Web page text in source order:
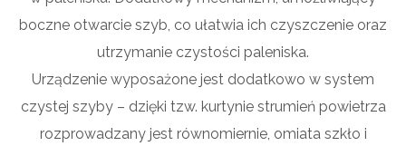
boczne otwarcie szyb, co ułatwia ich czyszczenie oraz
utrzymanie czystości paleniska.
Urządzenie wyposażone jest dodatkowo w system
czystej szyby – dzięki tzw. kurtynie strumień powietrza
rozprowadzany jest równomiernie, omiata szkło i